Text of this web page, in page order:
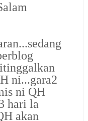
ni...gara2
ni QH
hari la
akan